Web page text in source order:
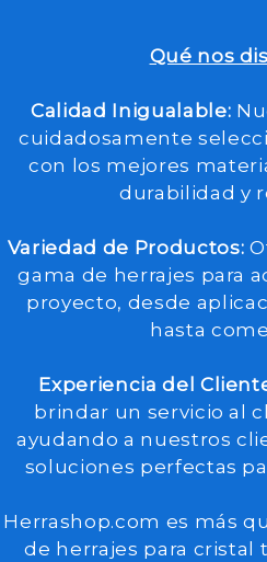
Qué nos
Calidad Inigualable:
cuidadosamente
con los mejores
durabilidad y
Variedad de Productos:
gama de herrajes para
proyecto, desde
hasta
Experiencia del
brindar un servicio al
ayudando a nuestros
soluciones perfectas
Herrashop.com es más
de herrajes para cristal